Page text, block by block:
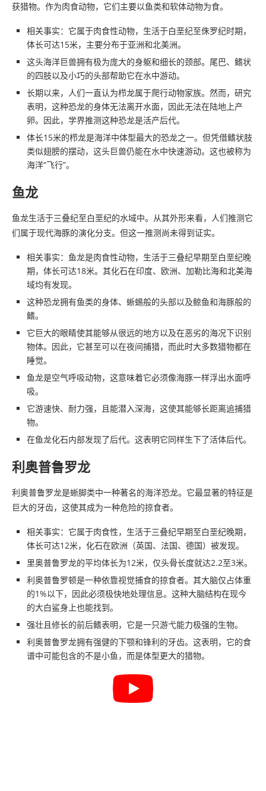
获猎物。作为肉食动物，它们主要以鱼类和软体动物为食。
相关事实：它属于肉食性动物，生活于白垩纪至侏罗纪时期，
体长可达15米，主要分布于亚洲和北美洲。
这头海洋巨兽拥有极为庞大的身躯和细长的颈部。尾巴、鳍状
的四肢以及小巧的头部帮助它在水中游动。
长期以来，人们一直认为栉龙属于爬行动物家族。然而，研究
表明，这种恐龙的身体无法离开水面，因此无法在陆地上产
卵。因此，学界推测这种恐龙是活产后代。
体长15米的栉龙是海洋中体型最大的恐龙之一。但凭借鳍状肢
类似翅膀的摆动，这头巨兽仍能在水中快速游动。这也被称为
海洋“飞行”。
鱼龙
鱼龙生活于三叠纪至白垩纪的水域中。从其外形来看，人们推测它
们属于现代海豚的演化分支。但这一推测尚未得到证实。
相关事实：鱼龙是肉食性动物，生活于三叠纪早期至白垩纪晚
期，体长可达18米。其化石在印度、欧洲、加勒比海和北美海
域均有发现。
这种恐龙拥有鱼类的身体、蜥蜴般的头部以及鲸鱼和海豚般的
鳍。
它巨大的眼睛使其能够从很远的地方以及在恶劣的海况下识别
物体。因此，它甚至可以在夜间捕猎，而此时大多数猎物都在
睡觉。
鱼龙是空气呼吸动物，这意味着它必须像海豚一样浮出水面呼
吸。
它游速快、耐力强，且能潜入深海，这使其能够长距离追捕猎
物。
在鱼龙化石内部发现了后代。这表明它同样生下了活体后代。
利奥普鲁罗龙
利奥普鲁罗龙是蜥脚类中一种著名的海洋恐龙。它最显著的特征是
巨大的牙齿，这使其成为一种危险的掠食者。
相关事实：它属于肉食性，生活于三叠纪早期至白垩纪晚期，
体长可达12米，化石在欧洲（英国、法国、德国）被发现。
里奥普鲁罗龙的平均体长为12米，仅头骨长度就达2.2至3米。
利奥普鲁罗顿是一种依靠视觉捕食的掠食者。其大脑仅占体重
的1%以下，因此必须极快地处理信息。这种大脑结构在现今
的大白鲨身上也能找到。
强壮且修长的前后鳍表明，它是一只游弋能力极强的生物。
利奥普鲁罗龙拥有强健的下颚和锋利的牙齿。这表明，它的食
谱中可能包含的不是小鱼，而是体型更大的猎物。